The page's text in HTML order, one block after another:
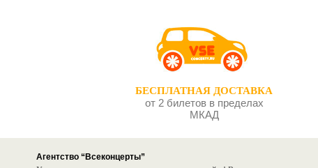
БЕСПЛАТНАЯ ДОСТАВКА
от 2 билетов в пределах
МКАД
Агентство “Всеконцерты”